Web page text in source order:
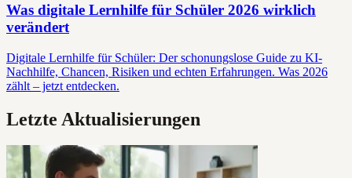
Was digitale Lernhilfe für Schüler 2026 wirklich
verändert
Digitale Lernhilfe für Schüler: Der schonungslose Guide zu KI-
Nachhilfe, Chancen, Risiken und echten Erfahrungen. Was 2026
zählt – jetzt entdecken.
Letzte Aktualisierungen